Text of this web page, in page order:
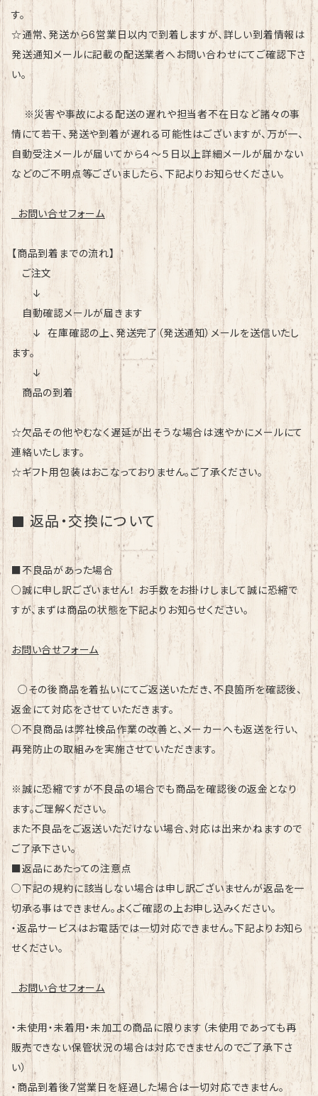
す。
☆通常、発送から6営業日以内で到着しますが、詳しい到着情報は
発送通知メールに記載の配送業者へお問い合わせにてご確認下さ
い。
※災害や事故による配送の遅れや担当者不在日など諸々の事
情にて若干、発送や到着が遅れる可能性はございますが、万が一、
自動受注メールが届いてから４～５日以上詳細メールが届かない
などのご不明点等ございましたら、下記よりお知らせください。
お問い合せフォーム
【商品到着までの流れ】
ご注文
↓
自動確認メールが届きます
↓ 在庫確認の上、発送完了（発送通知）メールを送信いたし
ます。
↓
商品の到着
☆欠品その他やむなく遅延が出そうな場合は速やかにメールにて
連絡いたします。
☆ギフト用包装はおこなっておりません。ご了承ください。
返品・交換について
■不良品があった場合
○誠に申し訳ございません！ お手数をお掛けしまして誠に恐縮で
すが、まずは商品の状態を下記よりお知らせください。
お問い合せフォーム
○その後商品を着払いにてご返送いただき、不良箇所を確認後、
返金にて対応をさせていただきます。
○不良商品は弊社検品作業の改善と、メーカーへも返送を行い、
再発防止の取組みを実施させていただきます。
※誠に恐縮ですが不良品の場合でも商品を確認後の返金となり
ます。ご理解ください。
また不良品をご返送いただけない場合、対応は出来かねますので
ご了承下さい。
■返品にあたっての注意点
○下記の規約に該当しない場合は申し訳ございませんが返品を一
切承る事はできません。よくご確認の上お申し込みください。
・返品サービスはお電話では一切対応できません。下記よりお知ら
せください。
お問い合せフォーム
・未使用・未着用・未加工の商品に限ります（未使用であっても再
販売できない保管状況の場合は対応できませんのでご了承下さ
い）
・商品到着後7営業日を経過した場合は一切対応できません。